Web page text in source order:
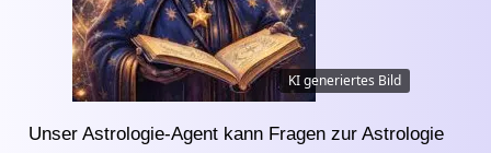
KI generiertes Bild
Unser Astrologie-Agent kann Fragen zur Astrologie